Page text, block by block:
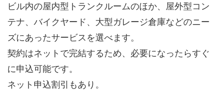
ビル内の屋内型トランクルームのほか、屋外型コン
テナ、バイクヤード、大型ガレージ倉庫などのニー
ズにあったサービスを選べます。
契約はネットで完結するため、必要になったらすぐ
に申込可能です。
ネット申込割引もあり。